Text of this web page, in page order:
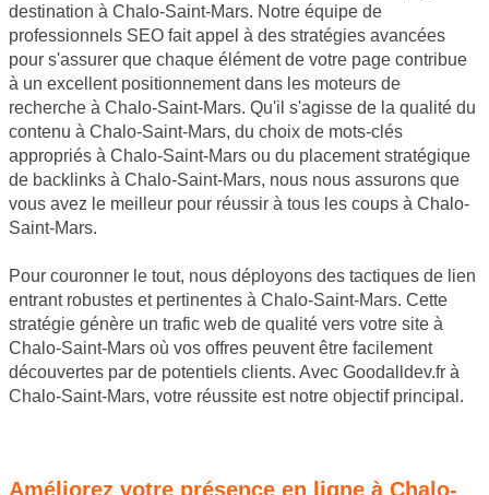
destination à Chalo-Saint-Mars. Notre équipe de
professionnels SEO fait appel à des stratégies avancées
pour s'assurer que chaque élément de votre page contribue
à un excellent positionnement dans les moteurs de
recherche à Chalo-Saint-Mars. Qu'il s'agisse de la qualité du
contenu à Chalo-Saint-Mars, du choix de mots-clés
appropriés à Chalo-Saint-Mars ou du placement stratégique
de backlinks à Chalo-Saint-Mars, nous nous assurons que
vous avez le meilleur pour réussir à tous les coups à Chalo-
Saint-Mars.
Pour couronner le tout, nous déployons des tactiques de lien
entrant robustes et pertinentes à Chalo-Saint-Mars. Cette
stratégie génère un trafic web de qualité vers votre site à
Chalo-Saint-Mars où vos offres peuvent être facilement
découvertes par de potentiels clients. Avec Goodalldev.fr à
Chalo-Saint-Mars, votre réussite est notre objectif principal.
Améliorez votre présence en ligne à Chalo-